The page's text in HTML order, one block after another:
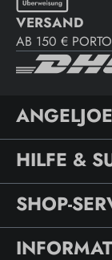
VERSAND
AB 150 €
ANGELJOE
HILFE &
SHOP-